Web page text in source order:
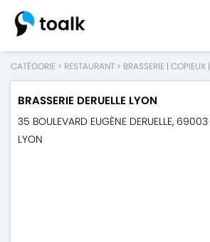
CATÉGORIE > RESTAURANT > BRASSERIE | COPIEUX |
BRASSERIE DERUELLE LYON
35 BOULEVARD EUGÈNE DERUELLE, 69003
LYON